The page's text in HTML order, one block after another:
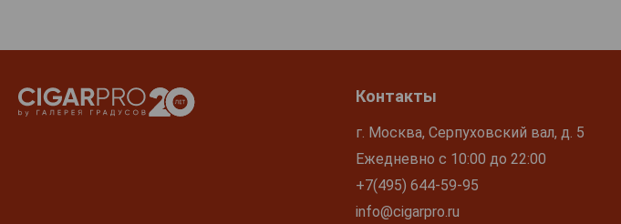
Turk
Urbanihof
Контакты
г. Москва, Серпуховский вал, д. 5
Ежедневно с 10:00 до 22:00
+7(495) 644-59-95
info@cigarpro.ru